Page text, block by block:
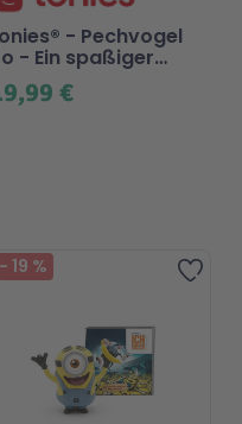
€
- Pechvogel
- Ein spaßiger
Tag
Spiel S)
hinzufügen Zur
- 19 %